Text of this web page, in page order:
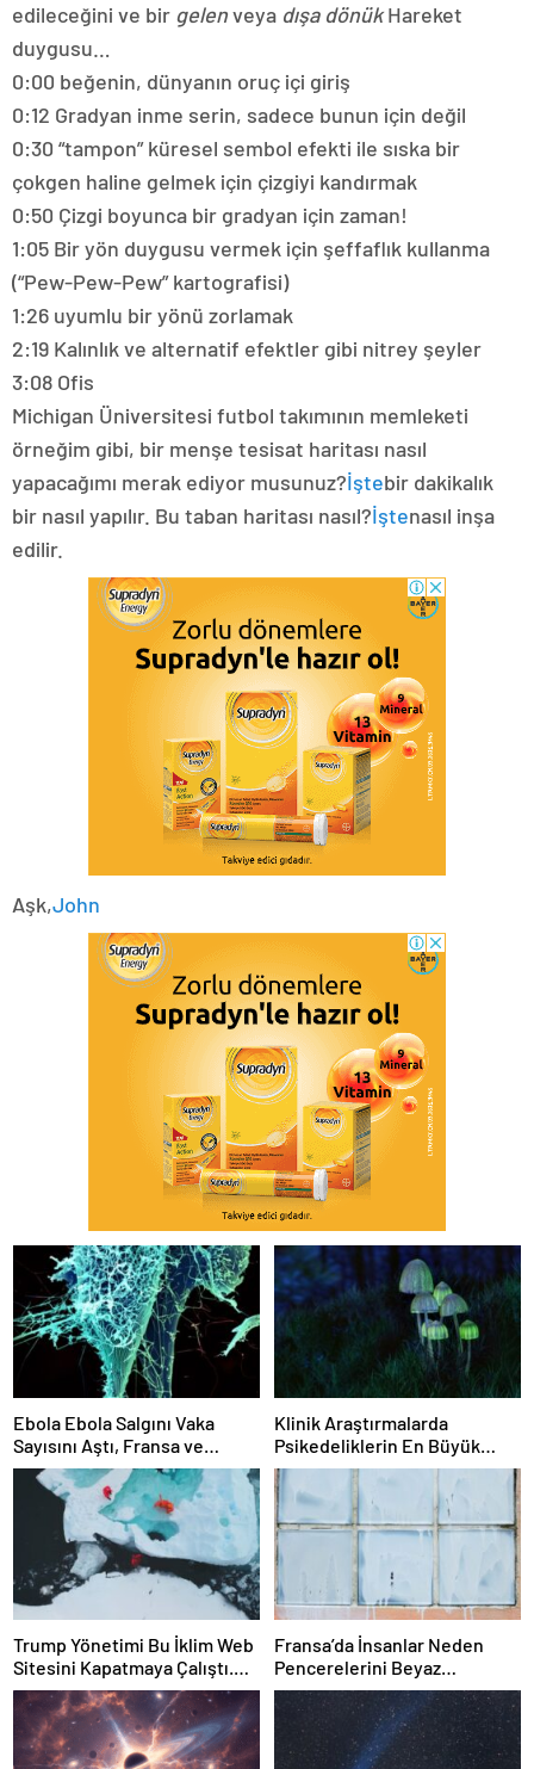
edileceğini ve bir gelenveya dışa dönükHareket
duygusu…
0:00 beğenin, dünyanın oruç içi giriş
0:12 Gradyan inme serin, sadece bunun için değil
0:30 “tampon” küresel sembol efekti ile sıska bir
çokgen haline gelmek için çizgiyi kandırmak
0:50 Çizgi boyunca bir gradyan için zaman!
1:05 Bir yön duygusu vermek için şeffaflık kullanma
(“Pew-Pew-Pew” kartografisi)
1:26 uyumlu bir yönü zorlamak
2:19 Kalınlık ve alternatif efektler gibi nitrey şeyler
3:08 Ofis
Michigan Üniversitesi futbol takımının memleketi
örneğim gibi, bir menşe tesisat haritası nasıl
yapacağımı merak ediyor musunuz?İştebir dakikalık
bir nasıl yapılır. Bu taban haritası nasıl?İştenasıl inşa
edilir.
Aşk,John
Ebola Ebola Salgını Vaka
Sayısını Aştı, Fransa ve
Uganda’da Tespit Edildi
Klinik Araştırmalarda
Psikedeliklerin En Büyük
Etkisi Gözden Kaçıyor
Olabilir: İnsanların
Hedeflerini, Değerlerini,
Kariyerlerini ve İlişkilerini
Değiştiriyor Gibi
Görünüyorlar
Trump Yönetimi Bu İklim Web
Sitesini Kapatmaya Çalıştı.
Bilim Adamları Onu Tekrar
Çevrimiçi Hale Getirdi
Fransa’da İnsanlar Neden
Pencerelerini Beyaz
Tebeşirle Boyuyor?